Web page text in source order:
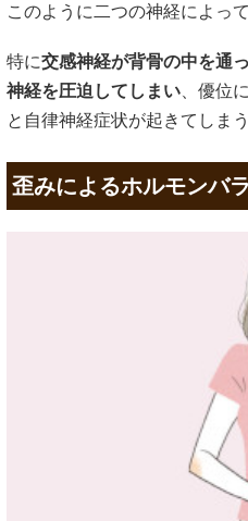
このように二つの神経によっ
特に交感神経が背骨の中を通
神経を圧迫してしまい 、優位
と自律神経症状が起きてしまう
歪みによるホルモンバ